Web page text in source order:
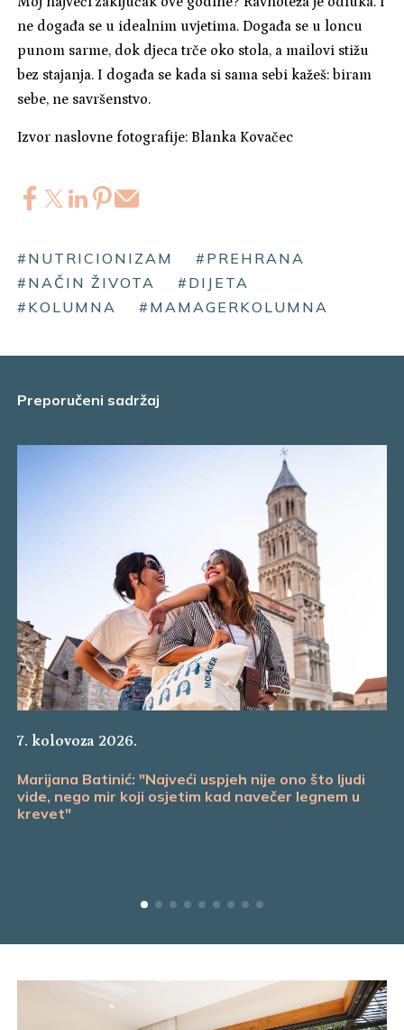
ne događa se u idealnim uvjetima. Događa se u loncu
punom sarme, dok djeca trče oko stola, a mailovi stižu
bez stajanja. I događa se kada si sama sebi kažeš: biram
sebe, ne savršenstvo.
Izvor naslovne fotografije: Blanka Kovačec
#NUTRICIONIZAM
#PREHRANA
#NAČIN ŽIVOTA
#DIJETA
#KOLUMNA
#MAMAGERKOLUMNA
Preporučeni sadržaj
7. kolovoza 2026.
Marijana Batinić: "Najveći uspjeh nije ono što ljudi
vide, nego mir koji osjetim kad navečer legnem u
krevet"